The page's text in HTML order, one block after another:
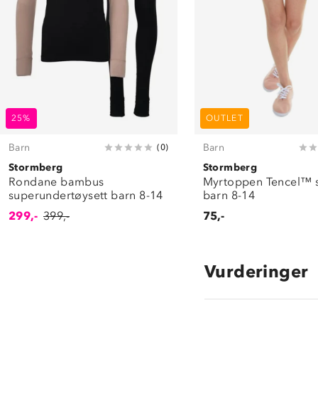
25%
Barn (0)
Stormberg
Rondane bambus
superundertøysett barn 8-14
299,- 399,-
OUTLET
Barn
Stormberg
Myrtoppen Tencel™
barn 8-14
75,-
Vurderinger